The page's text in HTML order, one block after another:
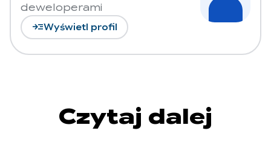
deweloperami
read_moreWyświetl profil
Czytaj dalej